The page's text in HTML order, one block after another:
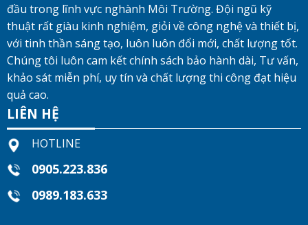
đầu trong lĩnh vực nghành Môi Trường. Đội ngũ kỹ
thuật rất giàu kinh nghiệm, giỏi về công nghệ và thiết bị,
với tinh thần sáng tạo, luôn luôn đổi mới, chất lượng tốt.
Chúng tôi luôn cam kết chính sách bảo hành dài, Tư vấn,
khảo sát miễn phí, uy tín và chất lượng thi công đạt hiệu
quả cao.
LIÊN HỆ
HOTLINE
0905.223.836
0989.183.633